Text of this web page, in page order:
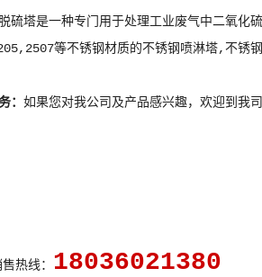
硫塔是一种专门用于处理工业废气中二氧化
等不锈钢材质的不锈钢喷淋塔,不锈
： 如果您对我公司及产品感兴趣，欢迎到我
热线： 18036021380